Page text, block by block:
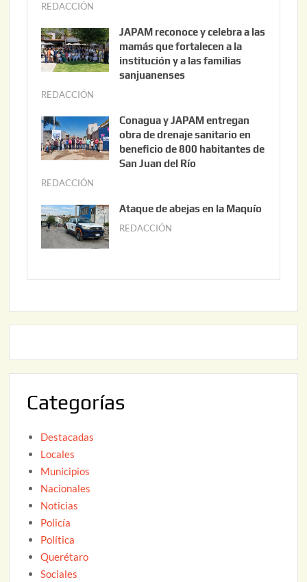
REDACCIÓN
o
s
t
,
2
0
JAPAM reconoce y celebra a las
mamás que fortalecen a la
institución y a las familias
sanjuanenses
REDACCIÓN
n
i
o
,
2
0
6
Conagua y JAPAM entregan
obra de drenaje sanitario en
beneficio de 800 habitantes de
San Juan del Río
REDACCIÓN
n
i
o
Ataque de abejas en la Maquío
REDACCIÓN
o
2
Categorías
Destacadas
Locales
Municipios
Nacionales
Noticias
Policía
Política
Querétaro
Sociales